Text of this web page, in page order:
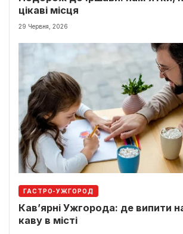
цікаві місця
29 Червня, 2026
ГАСТРО-УЖГОРОД
Кав’ярні Ужгорода: де випити
каву в місті